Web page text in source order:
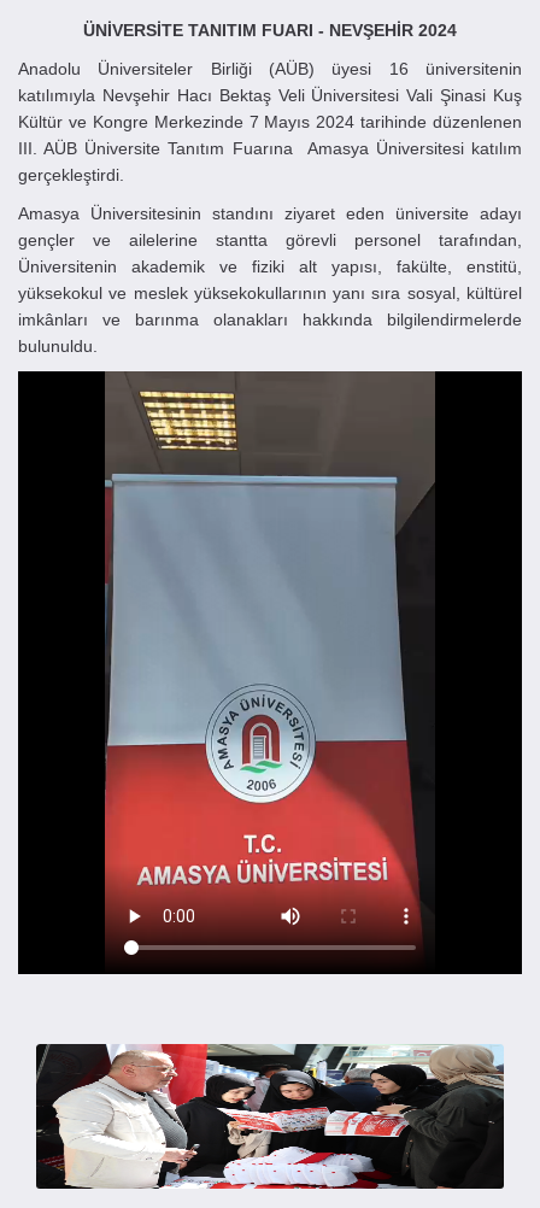
ÜNİVERSİTE TANITIM FUARI - NEVŞEHİR 2024
Anadolu Üniversiteler Birliği (AÜB) üyesi 16 üniversitenin
katılımıyla Nevşehir Hacı Bektaş Veli Üniversitesi Vali Şinasi Kuş
Kültür ve Kongre Merkezinde 7 Mayıs 2024 tarihinde düzenlenen
III. AÜB Üniversite Tanıtım Fuarına
Amasya Üniversitesi katılım
gerçekleştirdi.
Amasya Üniversitesinin standını ziyaret eden üniversite adayı
gençler ve ailelerine stantta görevli personel tarafından,
Üniversitenin akademik ve fiziki alt yapısı, fakülte, enstitü,
yüksekokul ve meslek yüksekokullarının yanı sıra sosyal, kültürel
imkânları ve barınma olanakları hakkında bilgilendirmelerde
bulunuldu.